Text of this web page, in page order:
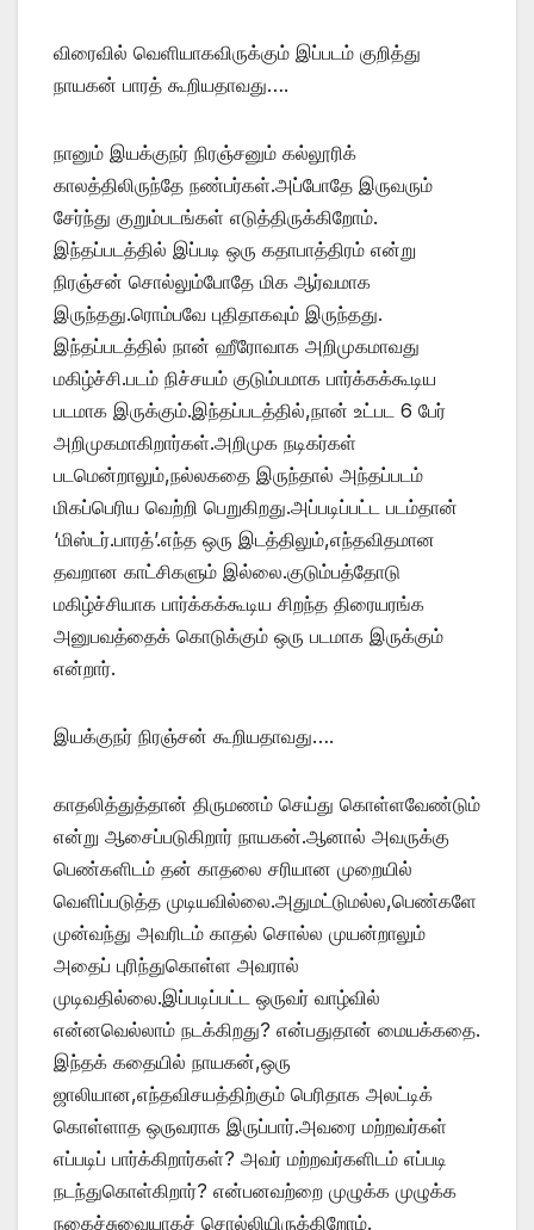
விரைவில் வெளியாகவிருக்கும் இப்படம் குறித்து
நாயகன் பாரத் கூறியதாவது….
நானும் இயக்குநர் நிரஞ்சனும் கல்லூரிக்
காலத்திலிருந்தே நண்பர்கள்.அப்போதே இருவரும்
சேர்ந்து குறும்படங்கள் எடுத்திருக்கிறோம்.
இந்தப்படத்தில் இப்படி ஒரு கதாபாத்திரம் என்று
நிரஞ்சன் சொல்லும்போதே மிக ஆர்வமாக
இருந்தது.ரொம்பவே புதிதாகவும் இருந்தது.
இந்தப்படத்தில் நான் ஹீரோவாக அறிமுகமாவது
மகிழ்ச்சி.படம் நிச்சயம் குடும்பமாக பார்க்கக்கூடிய
படமாக இருக்கும்.இந்தப்படத்தில்,நான் உட்பட 6 பேர்
அறிமுகமாகிறார்கள்.அறிமுக நடிகர்கள்
படமென்றாலும்,நல்லகதை இருந்தால் அந்தப்படம்
மிகப்பெரிய வெற்றி பெறுகிறது.அப்படிப்பட்ட படம்தான்
‘மிஸ்டர்.பாரத்’.எந்த ஒரு இடத்திலும்,எந்தவிதமான
தவறான காட்சிகளும் இல்லை.குடும்பத்தோடு
மகிழ்ச்சியாக பார்க்கக்கூடிய சிறந்த திரையரங்க
அனுபவத்தைக் கொடுக்கும் ஒரு படமாக இருக்கும்
என்றார்.
இயக்குநர் நிரஞ்சன் கூறியதாவது….
காதலித்துத்தான் திருமணம் செய்து கொள்ளவேண்டும்
என்று ஆசைப்படுகிறார் நாயகன்.ஆனால் அவருக்கு
பெண்களிடம் தன் காதலை சரியான முறையில்
வெளிப்படுத்த முடியவில்லை.அதுமட்டுமல்ல,பெண்களே
முன்வந்து அவரிடம் காதல் சொல்ல முயன்றாலும்
அதைப் புரிந்துகொள்ள அவரால்
முடிவதில்லை.இப்படிப்பட்ட ஒருவர் வாழ்வில்
என்னவெல்லாம் நடக்கிறது? என்பதுதான் மையக்கதை.
இந்தக் கதையில் நாயகன்,ஒரு
ஜாலியான,எந்தவிசயத்திற்கும் பெரிதாக அலட்டிக்
கொள்ளாத ஒருவராக இருப்பார்.அவரை மற்றவர்கள்
எப்படிப் பார்க்கிறார்கள்? அவர் மற்றவர்களிடம் எப்படி
நடந்துகொள்கிறார்? என்பனவற்றை முழுக்க முழுக்க
நகைச்சுவையாகச் சொல்லியிருக்கிறோம்.